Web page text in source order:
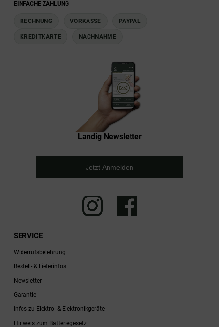
EINFACHE ZAHLUNG
RECHNUNG VORKASSE PAYPAL
KREDITKARTE NACHNAHME
Landig Newsletter
Jetzt Anmelden
SERVICE
Widerrufsbelehrung
Bestell- & Lieferinfos
Newsletter
Garantie
Infos zu Elektro- & Elektronikgeräte
Hinweis zum Batteriegesetz